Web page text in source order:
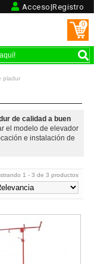
Acceso|Registro
0
pladur
de calidad a buen
el modelo de elevador
e instalación de
1 - 3 de 3 productos
I
de placas de cartón